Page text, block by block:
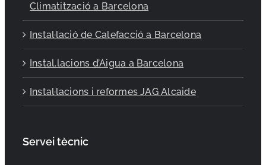
Climatització a Barcelona
Instal·lació de Calefacció a Barcelona
Instal.lacions d’Aigua a Barcelona
Instal·lacions i reformes JAG Alcaide
Servei tècnic